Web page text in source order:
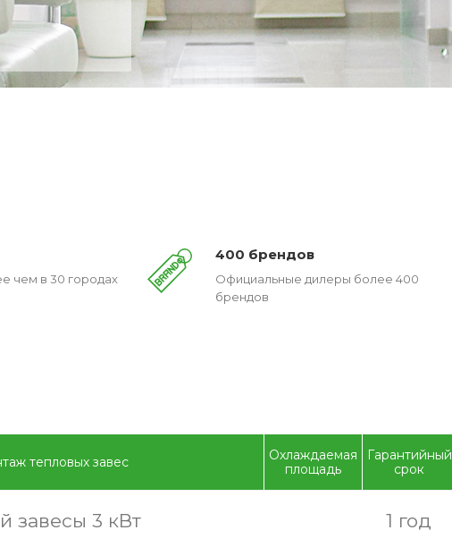
чем в 30 городах
400 брендов
Официальные дилеры более 400
брендов
тепловых завес
Охлаждаемая
площадь
Гарантийный
срок
завесы 3 кВт 1 год